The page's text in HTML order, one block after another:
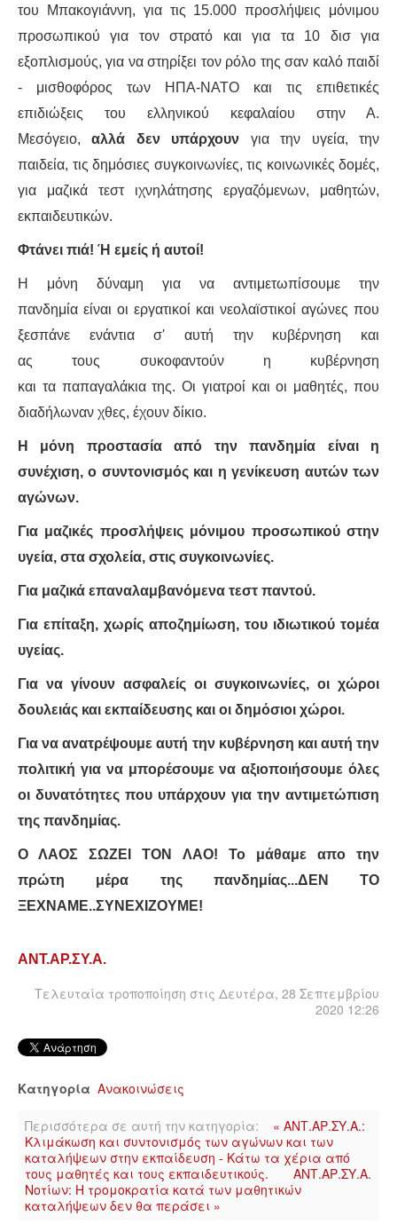
ΙΣΤΟΡΊΑ / ΘΕΩΡΊΑ
ΙΣΤΟΡΊΑ
ΘΕΩΡΊΑ
ΠΟΛΙΤΙΣΜΌΣ
ΚΙΝΗΜΑΤΟΓΡΆΦΟΣ
του Μπακογιάννη, για τις 15.000 προσλήψεις μόνιμου
προσωπικού για τον στρατό και για τα 10 δισ για
εξοπλισμούς, για να στηρίξει τον ρόλο της σαν καλό παιδί
- μισθοφόρος των ΗΠΑ-ΝΑΤΟ και τις επιθετικές
επιδιώξεις του ελληνικού κεφαλαίου στην Α.
Μεσόγειο,αλλά δεν υπάρχουν για την υγεία, την
παιδεία, τις δημόσιες συγκοινωνίες, τις κοινωνικές δομές,
για μαζικά τεστ ιχνηλάτησης εργαζόμενων, μαθητών,
εκπαιδευτικών.
Φτάνει πιά! Ή εμείς ή αυτοί!
Η μόνη δύναμη για να αντιμετωπίσουμε την
πανδημία είναι οι εργατικοί και νεολαϊστικοί αγώνες που
ξεσπάνε ενάντια σ' αυτή την κυβέρνηση και
ας τους συκοφαντούν η κυβέρνηση
και τα παπαγαλάκια της. Οι γιατροί και οι μαθητές, που
διαδήλωναν χθες, έχουν δίκιο.
Η μόνη προστασία από την πανδημία είναι η
συνέχιση, ο συντονισμός και η γενίκευση αυτών των
αγώνων.
Για μαζικές προσλήψεις μόνιμου προσωπικού στην
υγεία, στα σχολεία, στις συγκοινωνίες.
Για μαζικά επαναλαμβανόμενα τεστ παντού.
Για επίταξη, χωρίς αποζημίωση, του ιδιωτικού τομέα
υγείας.
Για να γίνουν ασφαλείς οι συγκοινωνίες, οι χώροι
δουλειάς και εκπαίδευσης και οι δημόσιοι χώροι.
Για να ανατρέψουμε αυτή την κυβέρνηση και αυτή την
πολιτική για να μπορέσουμε να αξιοποιήσουμε όλες
οι δυνατότητες που υπάρχουν για την αντιμετώπιση
της πανδημίας.
Ο ΛΑΟΣ ΣΩΖΕΙ ΤΟΝ ΛΑΟ! Το μάθαμε απο την
πρώτη μέρα της πανδημίας...ΔΕΝ ΤΟ
ΞΕΧΝΑΜΕ..ΣΥΝΕΧΙΖΟΥΜΕ!
ΑΝΤ.ΑΡ.ΣΥ.Α.
Τελευταία τροποποίηση στις Δευτέρα, 28 Σεπτεμβρίου
2020 12:26
Κατηγορία Ανακοινώσεις
Περισσότερα σε αυτή την κατηγορία:
« ΑΝΤ.ΑΡ.ΣΥ.Α.:
Κλιμάκωση και συντονισμός των αγώνων και των
καταλήψεων στην εκπαίδευση - Κάτω τα χέρια από
τους μαθητές και τους εκπαιδευτικούς.
ΑΝΤ.ΑΡ.ΣΥ.Α.
Νοτίων: Η τρομοκρατία κατά των μαθητικών
καταλήψεων δεν θα περάσει »